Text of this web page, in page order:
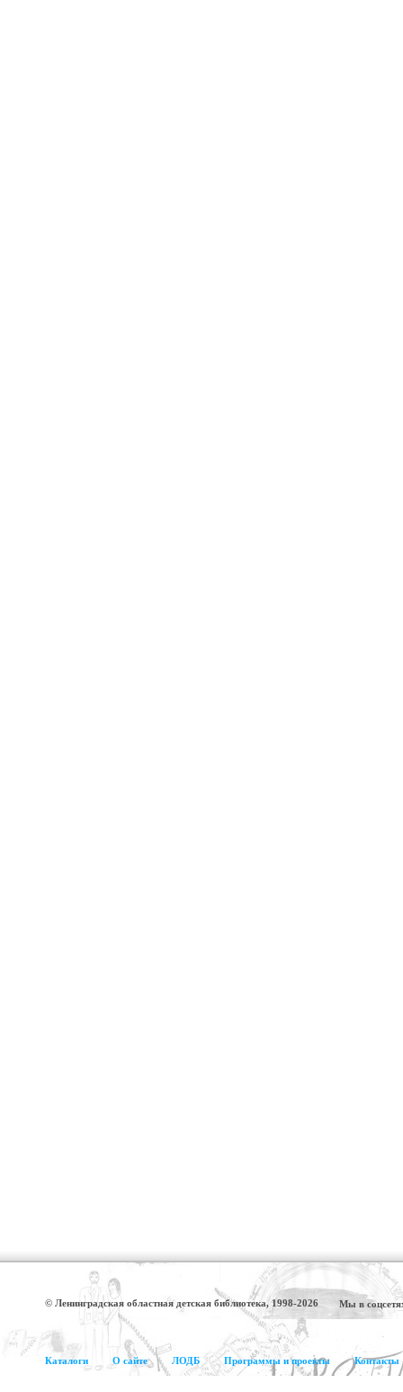
© Ленинградская областная детская библиотека, 1998-2026 Мы в
Каталоги О сайте ЛОДБ Программы и проекты Контакты